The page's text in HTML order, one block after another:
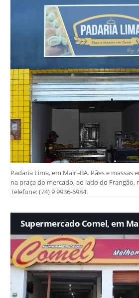
Padaria Lima, em Mairi-BA. Pães e massas
na praça do mercado, ao lado do Frangão,
Telefone: (74) 9 9936-6984.
Supermercado Comel, em